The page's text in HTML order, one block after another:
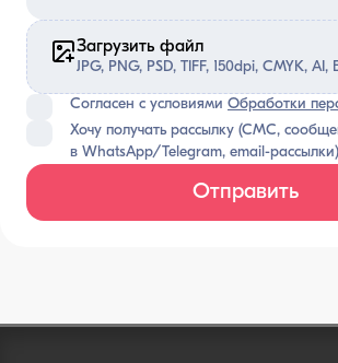
Загрузить файл
JPG, PNG, PSD, TIFF, 150dpi, CMYK, AI,
Согласен с условиями Обработки
Хочу получать рассылку (СМС,
в WhatsApp/Telegram, email-рассылки)
Отправить